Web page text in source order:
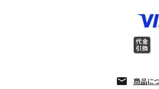
商品に